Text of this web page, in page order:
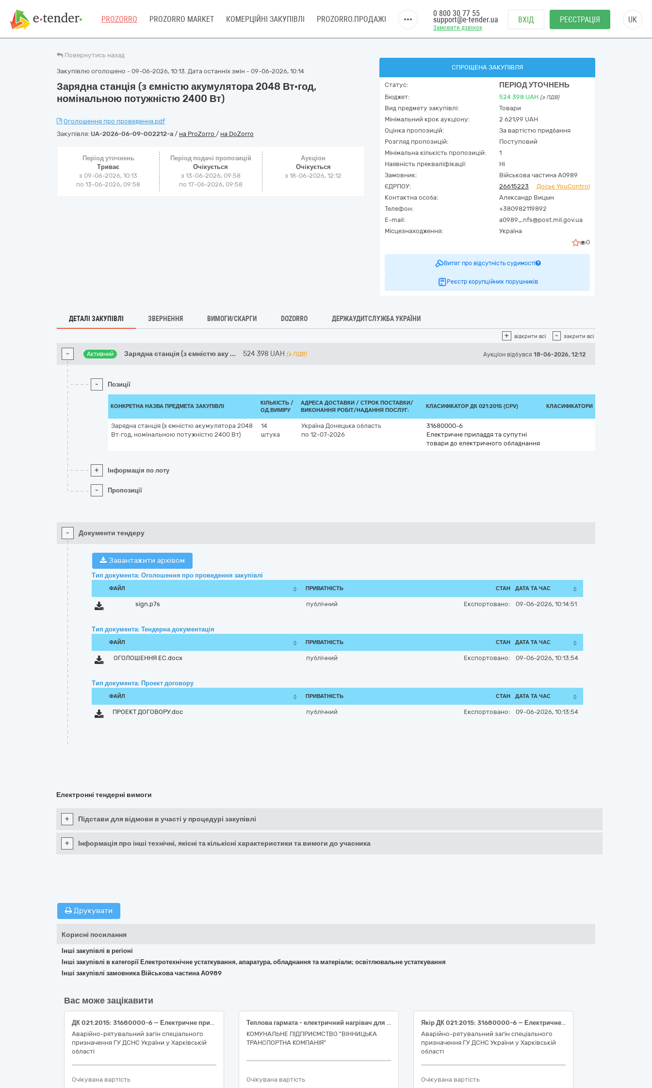
PROZORRO PROZORRO MARKET КОМЕРЦІЙНІ ЗАКУПІВЛІ PROZORRO.ПРОДАЖІ
Замовити дзвінок
0 800 30 77 55
support@e-tender.ua ВХІД РЕЄСТРАЦІЯ UK
Повернутись назад
Закупівлю оголошено - 09-06-2026, 10:13. Дата останніх змін - 09-06-2026, 10:14
Зарядна станція (з ємністю акумулятора 2048 Вт·год,
номінальною потужністю 2400 Вт)
Оголошення про проведення.pdf
Закупівля: UA-2026-06-09-002212-a / на ProZorro / на DoZorro
Період уточнень
Триває
з 09-06-2026, 10:13
по 13-06-2026, 09:58
Період подачі пропозицій
Очікується
з 13-06-2026, 09:58
по 17-06-2026, 09:58
Аукціон
Очікується
з18-06-2026, 12:12
СПРОЩЕНА ЗАКУПІВЛЯ
Статус: ПЕРІОД УТОЧНЕНЬ
Бюджет: 524 398 UAH (з ПДВ)
Вид предмету закупівлі:
Товари
Мінімальний крок аукціону:
2 621,99 UAH
Оцінка пропозицій:
За вартістю придбання
Розгляд пропозицій:
Поступовий
Мінімальна кількість пропозицій:
1
Наявність прекваліфікації:
Ні
Замовник:
Військова частина А0989
ЄДРПОУ:
26615223
Досьє YouControl
Контактна особа:
Александр Вицын
Телефон:
+380982119892
E-mail:
a0989_nfs@post.mil.gov.ua
Місцезнаходження:
Україна
0
Витяг про відсутність судимості
Реєстр корупційних порушників
ДЕТАЛІ ЗАКУПІВЛІ ЗВЕРНЕННЯ ВИМОГИ/СКАРГИ DOZORRO ДЕРЖАУДИТСЛУЖБА УКРАЇНИ
+ відкрити всі - закрити всі
- Активний Зарядна станція (з ємністю аку ... 524 398 UAH (з ПДВ) Аукціон відбувся 18-06-2026, 12:12
- Позиції
КОНКРЕТНА НАЗВА ПРЕДМЕТА ЗАКУПІВЛІ
КІЛЬКІСТЬ /
ОД.ВИМІРУ
АДРЕСА ДОСТАВКИ / СТРОК ПОСТАВКИ/
ВИКОНАННЯ РОБІТ/НАДАННЯ ПОСЛУГ:
КЛАСИФІКАТОР ДК 021:2015 (CPV) КЛАСИФІКАТОРИ
Зарядна станція (з ємністю акумулятора 2048
Вт·год, номінальною потужністю 2400 Вт)
14
штука
Україна Донецька область
по 12-07-2026
31680000-6
Електричне приладдя та супутні
товари до електричного обладнання
+ Інформація по лоту
- Пропозиції
- Документи тендеру
Завантажити архівом
Тип документа: Оголошення про проведення закупівлі
ФАЙЛ ПРИВАТНІСТЬ СТАН ДАТА ТА ЧАС
sign.p7s публічний Експортовано: 09-06-2026, 10:14:51
Тип документа: Тендерна документація
ФАЙЛ ПРИВАТНІСТЬ СТАН ДАТА ТА ЧАС
ОГОЛОШЕННЯ ЕС.docx публічний Експортовано: 09-06-2026, 10:13:54
Тип документа: Проект договору
ФАЙЛ ПРИВАТНІСТЬ СТАН ДАТА ТА ЧАС
ПРОЕКТ ДОГОВОРУ.doc публічний Експортовано: 09-06-2026, 10:13:54
Електронні тендерні вимоги
+ Підстави для відмови в участі у процедурі закупівлі
+ Інформація про інші технічні, якісні та кількісні характеристики та вимоги до учасника
Друкувати
Корисні посилання
Інші закупівлі в регіоні
Інші закупівлі в категорії Електротехнічне устаткування, апаратура, обладнання та матеріали; освітлювальне устаткування
Інші закупівлі замовника Військова частина А0989
Вас може зацікавити
ДК 021:2015: 31680000-6 — Електричне приладдя та супутні товари до електричного обладнання (Якір, кнопка, Якір)
Аварійно-рятувальний загін спеціального
призначення ГУ ДСНС України у Харківській
області
Очікувана вартість
Теплова гармата - електричний нагрівач для відігрівання пневматичних систем рухомого складу тролейбусів при їх замерзанні внаслідок низьких від’ємних температур повітря
КОМУНАЛЬНЕ ПІДПРИЄМСТВО "ВІННИЦЬКА
ТРАНСПОРТНА КОМПАНІЯ"
Очікувана вартість
Якір ДК 021:2015: 31680000-6 — Електричне приладдя та супутні товари до електричного обладнання
Аварійно-рятувальний загін спеціального
призначення ГУ ДСНС України у Харківській
області
Очікувана вартість